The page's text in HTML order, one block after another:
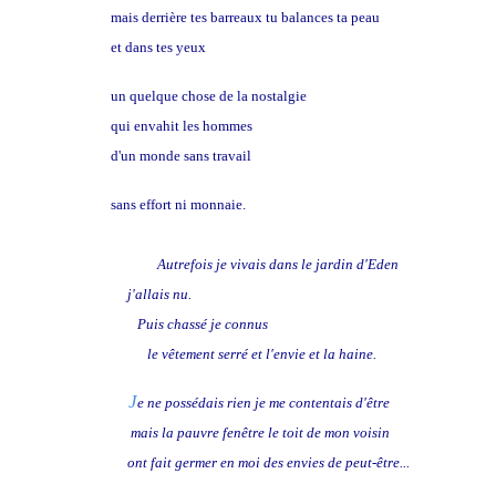
mais derrière tes barreaux tu balances ta peau
et dans tes yeux
un quelque chose de la nostalgie
qui envahit les hommes
d'un monde sans travail
sans effort ni monnaie.
Autrefois je vivais dans le jardin d'Eden
j'allais nu.
Puis chassé je connus
le vêtement serré et l'envie et la haine.
Je ne possédais rien je me contentais d'être
mais la pauvre fenêtre le toit de mon voisin
ont fait germer en moi des envies de peut-être...